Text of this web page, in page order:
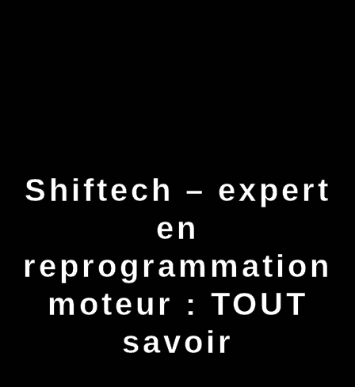
Shiftech – expert
en
reprogrammation
moteur : TOUT
savoir